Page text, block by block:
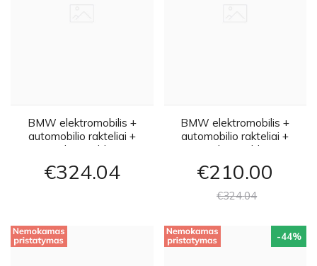
BMW elektromobilis +
automobilio rakteliai +
nuotolinio valdymo
pultelis - raudonas
€324 04
BMW elektromobilis +
automobilio rakteliai +
nuotolinio valdymo
pultelis - juodas
€210 00
€32404
-44%